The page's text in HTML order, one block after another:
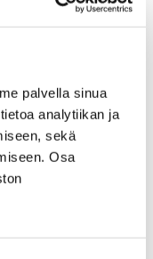
palvella sinua
analytiikan ja
sekä
Osa